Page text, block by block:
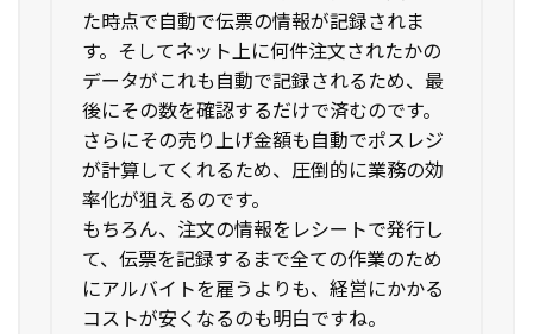
た時点で自動で伝票の情報が記録されま
す。そしてネット上に何件注文されたかの
データがこれも自動で記録されるため、最
後にその数を確認するだけで済むのです。
さらにその売り上げ金額も自動でポスレジ
が計算してくれるため、圧倒的に業務の効
率化が狙えるのです。
もちろん、注文の情報をレシートで発行し
て、伝票を記録するまで全ての作業のため
にアルバイトを雇うよりも、経営にかかる
コストが安くなるのも明白ですね。